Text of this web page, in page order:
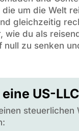
um die Welt
gleichzeitig
wie du als
null zu senken
US-
steuerlichen